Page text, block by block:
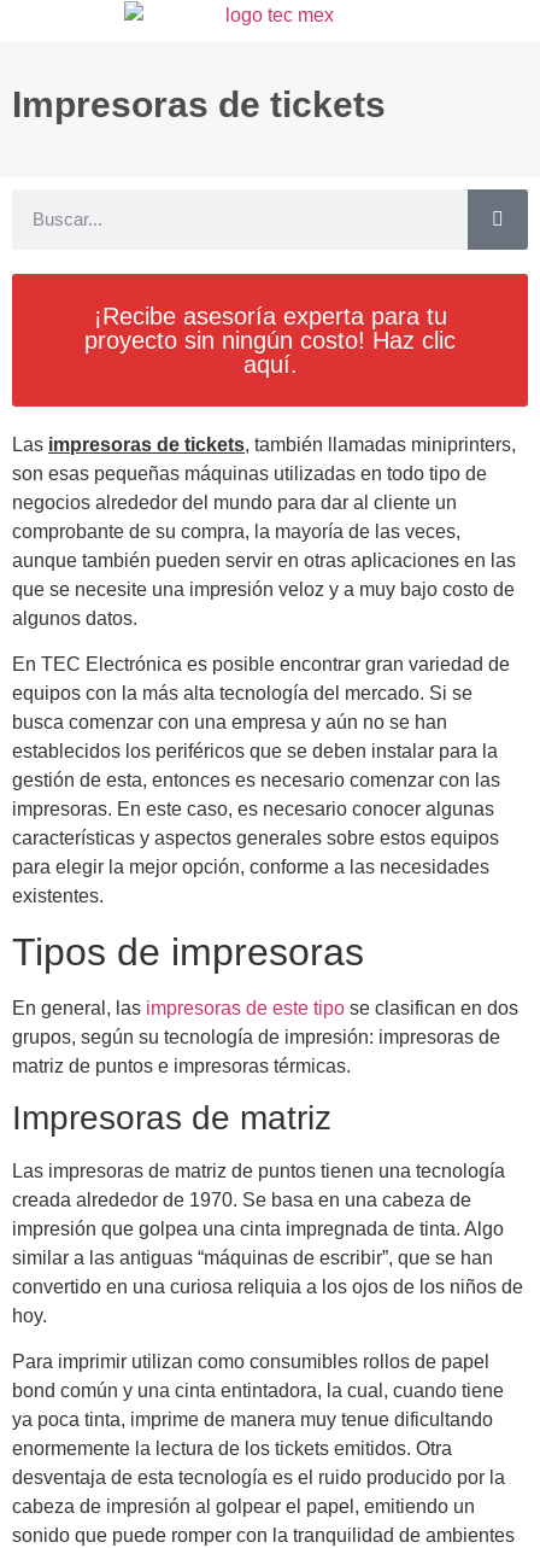
Impresoras de tickets
¡Recibe asesoría experta para tu
proyecto sin ningún costo! Haz clic
aquí.
Las impresoras de tickets, también llamadas miniprinters,
son esas pequeñas máquinas utilizadas en todo tipo de
negocios alrededor del mundo para dar al cliente un
comprobante de su compra, la mayoría de las veces,
aunque también pueden servir en otras aplicaciones en las
que se necesite una impresión veloz y a muy bajo costo de
algunos datos.
En TEC Electrónica es posible encontrar gran variedad de
equipos con la más alta tecnología del mercado. Si se
busca comenzar con una empresa y aún no se han
establecidos los periféricos que se deben instalar para la
gestión de esta, entonces es necesario comenzar con las
impresoras. En este caso, es necesario conocer algunas
características y aspectos generales sobre estos equipos
para elegir la mejor opción, conforme a las necesidades
existentes.
Tipos de impresoras
En general, las impresoras de este tipo se clasifican en dos
grupos, según su tecnología de impresión: impresoras de
matriz de puntos e impresoras térmicas.
Impresoras de matriz
Las impresoras de matriz de puntos tienen una tecnología
creada alrededor de 1970. Se basa en una cabeza de
impresión que golpea una cinta impregnada de tinta. Algo
similar a las antiguas “máquinas de escribir”, que se han
convertido en una curiosa reliquia a los ojos de los niños de
hoy.
Para imprimir utilizan como consumibles rollos de papel
bond común y una cinta entintadora, la cual, cuando tiene
ya poca tinta, imprime de manera muy tenue dificultando
enormemente la lectura de los tickets emitidos. Otra
desventaja de esta tecnología es el ruido producido por la
cabeza de impresión al golpear el papel, emitiendo un
sonido que puede romper con la tranquilidad de ambientes